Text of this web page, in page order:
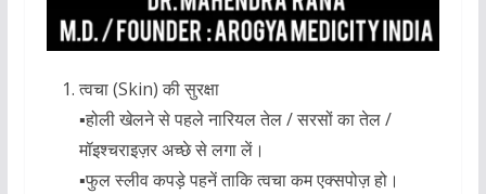
त्वचा (Skin) की सुरक्षा
▪︎होली खेलने से पहले नारियल तेल / सरसों का तेल /
मॉइश्चराइज़र अच्छे से लगा लें।
▪︎फुल स्लीव कपड़े पहनें ताकि त्वचा कम एक्सपोज़ हो।